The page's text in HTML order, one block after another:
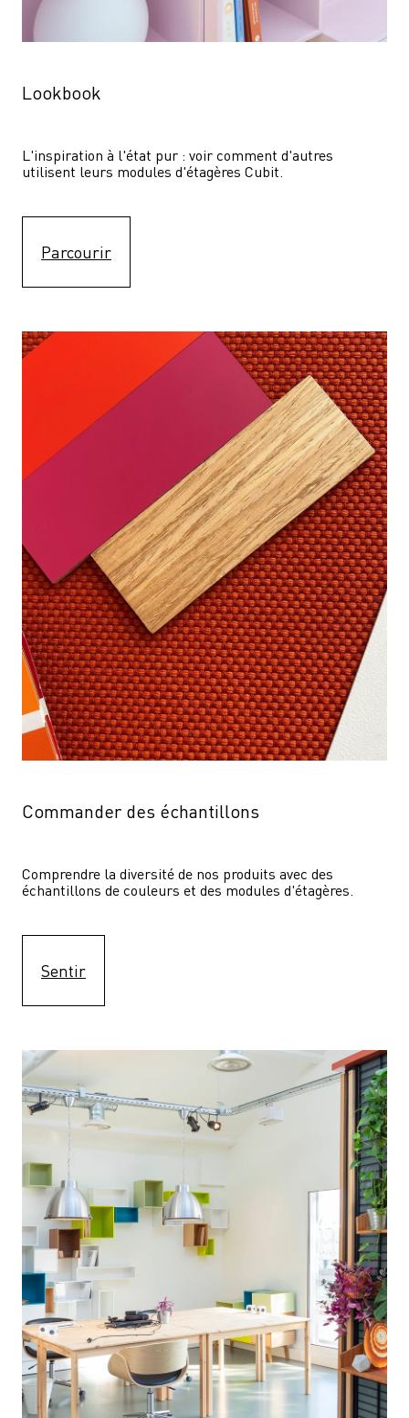
Lookbook
L'inspiration à l'état pur : voir comment d'autres
utilisent leurs modules d'étagères Cubit.
Parcourir
Commander des échantillons
Comprendre la diversité de nos produits avec des
échantillons de couleurs et des modules d'étagères.
Sentir